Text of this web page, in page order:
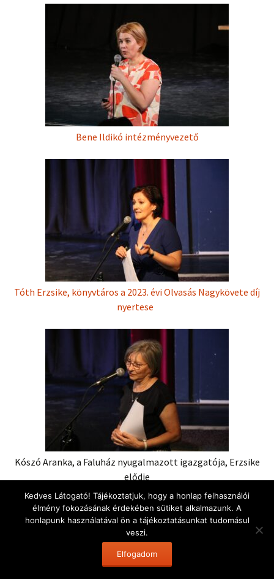
Bene Ildikó intézményvezető
Tóth Erzsike, könyvtáros a 2023. évi Olvasás Nagykövete díj
nyertese
Kószó Aranka, a Faluház nyugalmazott igazgatója, Erzsike
elődje
A rövidke szünetet és könnyed felfrissülést (finomságok,
vásárfiák és a faluház megtekintése) követően 21. század
Boldog Zoltán író, irodalomtanár
előadásában a MI azaz a mesterséges intelligencia és a 200
éve született író világába kalauzolt bennünket. El ne
Kedves Látogató! Tájékoztatjuk, hogy a honlap felhasználói
élmény fokozásának érdekében sütiket alkalmazunk. A
honlapunk használatával ön a tájékoztatásunkat tudomásul
veszi.
Elfogadom